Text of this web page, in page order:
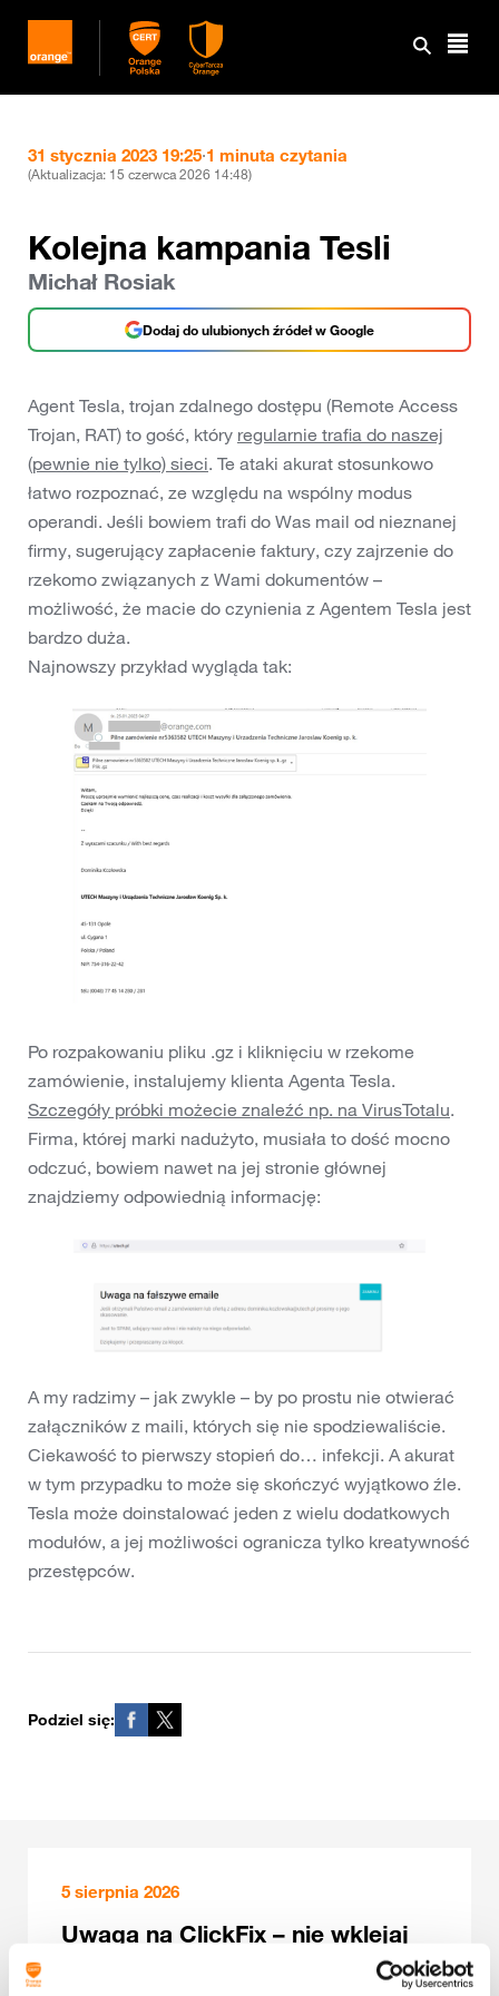
31 stycznia 2023 19:25·1 minuta czytania
(Aktualizacja: 15 czerwca 2026 14:48)
Kolejna kampania Tesli
Michał Rosiak
Dodaj do ulubionych źródeł w Google
Agent Tesla, trojan zdalnego dostępu (Remote Access
Trojan, RAT) to gość, który regularnie trafia do naszej
(pewnie nie tylko) sieci. Te ataki akurat stosunkowo
łatwo rozpoznać, ze względu na wspólny modus
operandi. Jeśli bowiem trafi do Was mail od nieznanej
firmy, sugerujący zapłacenie faktury, czy zajrzenie do
rzekomo związanych z Wami dokumentów –
możliwość, że macie do czynienia z Agentem Tesla jest
bardzo duża.
Najnowszy przykład wygląda tak:
Po rozpakowaniu pliku .gz i kliknięciu w rzekome
zamówienie, instalujemy klienta Agenta Tesla.
Szczegóły próbki możecie znaleźć np. na VirusTotalu.
Firma, której marki nadużyto, musiała to dość mocno
odczuć, bowiem nawet na jej stronie głównej
znajdziemy odpowiednią informację:
A my radzimy – jak zwykle – by po prostu nie otwierać
załączników z maili, których się nie spodziewaliście.
Ciekawość to pierwszy stopień do… infekcji. A akurat
w tym przypadku to może się skończyć wyjątkowo źle.
Tesla może doinstalować jeden z wielu dodatkowych
modułów, a jej możliwości ogranicza tylko kreatywność
przestępców.
Podziel się:
5 sierpnia 2026
Uwaga na ClickFix – nie wklejaj